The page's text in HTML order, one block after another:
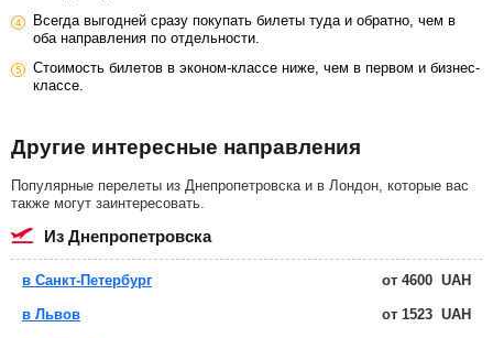
Всегда выгодней сразу покупать билеты туда и обратно, чем в
оба направления по отдельности.
Стоимость билетов в эконом-классе ниже, чем в первом и бизнес-
классе.
Другие интересные направления
Популярные перелеты из Днепропетровска и в Лондон, которые вас
также могут заинтересовать.
из Днепропетровска
в Санкт-Петербург от 4600 UAH
в Львов от 1523 UAH